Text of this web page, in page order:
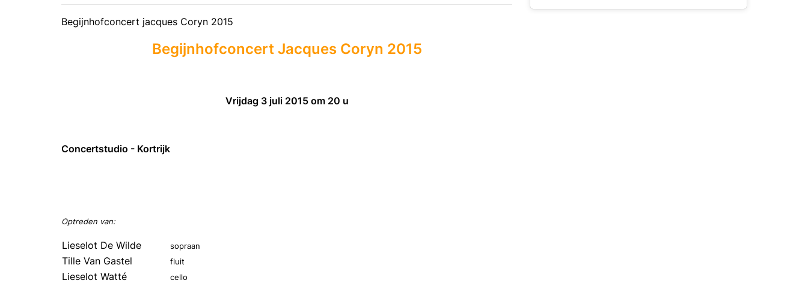
Begijnhofconcert jacques Coryn 2015
Begijnhofconcert Jacques Coryn 2015
Vrijdag 3 juli 2015 om 20 u
Concertstudio - Kortrijk
Optreden van:
Lieselot De Wilde sopraan
Tille Van Gastel fluit
Lieselot Watté cello